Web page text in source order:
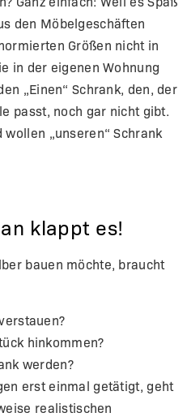
den Möbelgeschäften
Größen nicht in
in der eigenen Wohnung
„Einen“ Schrank, den, der
passt, noch gar nicht gibt.
„unseren“ Schrank
klappt es!
bauen möchte, braucht
hinkommen?
werden?
erst einmal getätigt, geht
realistischen